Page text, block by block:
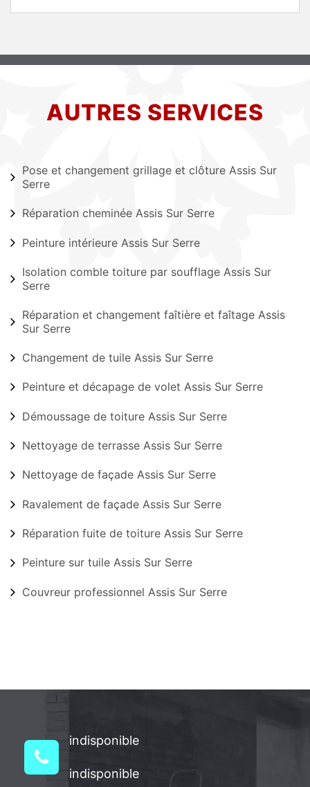
AUTRES SERVICES
Pose et changement grillage et clôture Assis Sur
Serre
Réparation cheminée Assis Sur Serre
Peinture intérieure Assis Sur Serre
Isolation comble toiture par soufflage Assis Sur
Serre
Réparation et changement faîtière et faîtage Assis
Sur Serre
Changement de tuile Assis Sur Serre
Peinture et décapage de volet Assis Sur Serre
Démoussage de toiture Assis Sur Serre
Nettoyage de terrasse Assis Sur Serre
Nettoyage de façade Assis Sur Serre
Ravalement de façade Assis Sur Serre
Réparation fuite de toiture Assis Sur Serre
Peinture sur tuile Assis Sur Serre
Couvreur professionnel Assis Sur Serre
indisponible
indisponible